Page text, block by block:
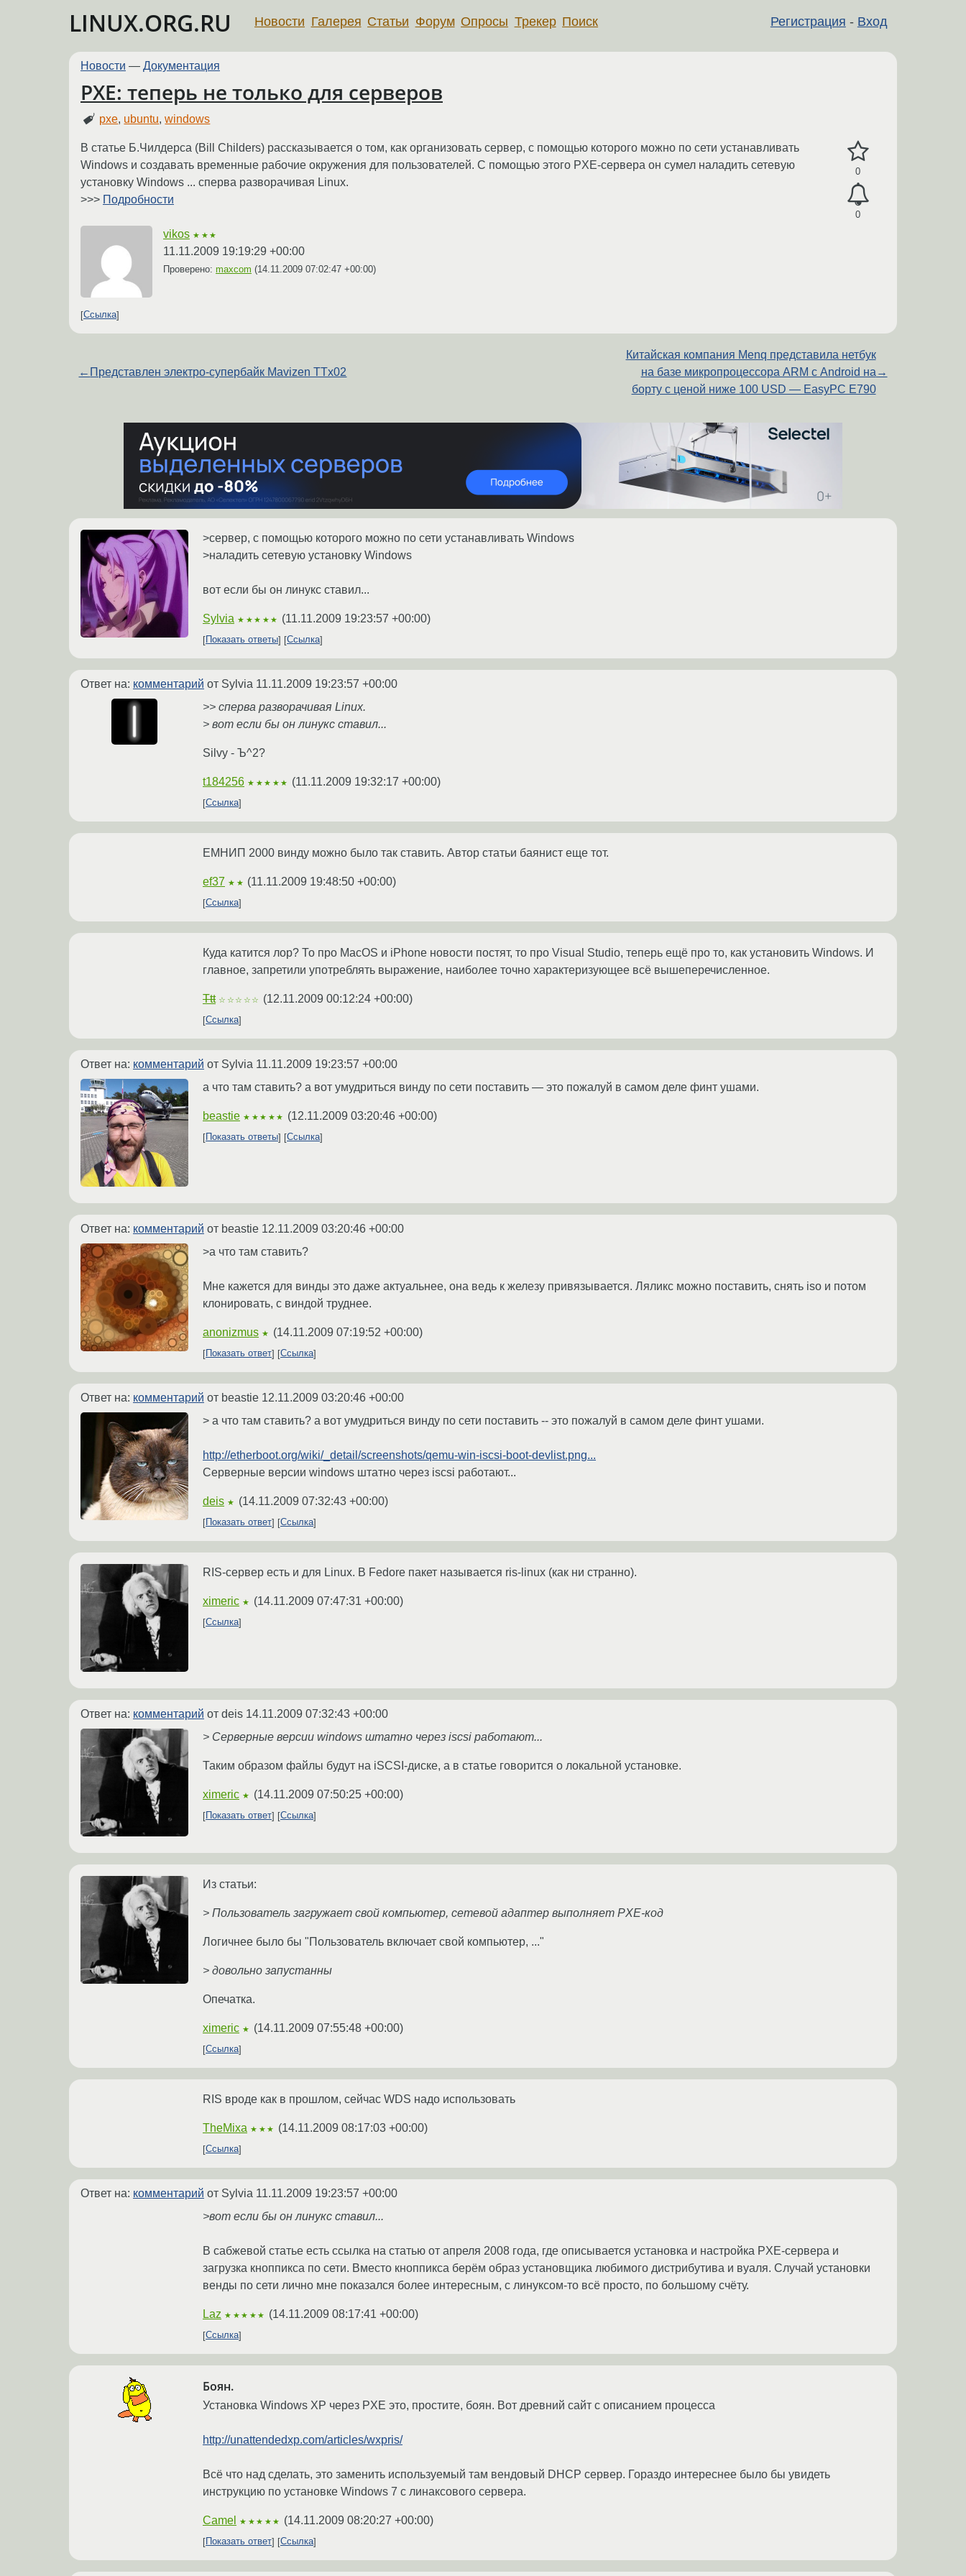
LINUX.ORG.RU Регистрация - Вход
Новости Галерея Статьи Форум Опросы Трекер Поиск
Новости — Документация
PXE: теперь не только для серверов
pxe, ubuntu,windows
0
0
В статье Б.Чилдерса (Bill Childers) рассказывается о том, как организовать сервер, с помощью которого можно по сети устанавливать
Windows и создавать временные рабочие окружения для пользователей. С помощью этого PXE-сервера он сумел наладить сетевую
установку Windows ... сперва разворачивая Linux.
>>> Подробности
vikos ★★★
11.11.2009 19:19:29 +00:00
Проверено: maxcom (14.11.2009 07:02:47 +00:00)
Ссылка
← Представлен электро-супербайк Mavizen TTx02
Китайская компания Menq представила нетбук
на базе микропроцессора ARM с Android на
борту с ценой ниже 100 USD — EasyPC E790
→
>сервер, с помощью которого можно по сети устанавливать Windows
>наладить сетевую установку Windows
вот если бы он линукс ставил...
Sylvia ★★★★★ (11.11.2009 19:23:57 +00:00)
Показать ответы Ссылка
Ответ на: комментарий от Sylvia 11.11.2009 19:23:57 +00:00
>> сперва разворачивая Linux.
> вот если бы он линукс ставил...
Silvy - Ъ^2?
t184256 ★★★★★ (11.11.2009 19:32:17 +00:00)
Ссылка
ЕМНИП 2000 винду можно было так ставить. Автор статьи баянист еще тот.
ef37 ★★ (11.11.2009 19:48:50 +00:00)
Ссылка
Куда катится лор? То про MacOS и iPhone новости постят, то про Visual Studio, теперь ещё про то, как установить Windows. И
главное, запретили употреблять выражение, наиболее точно характеризующее всё вышеперечисленное.
Ttt ☆☆☆☆☆ (12.11.2009 00:12:24 +00:00)
Ссылка
Ответ на: комментарий от Sylvia 11.11.2009 19:23:57 +00:00
а что там ставить? а вот умудриться винду по сети поставить — это пожалуй в самом деле финт ушами.
beastie ★★★★★ (12.11.2009 03:20:46 +00:00)
Показать ответы Ссылка
Ответ на: комментарий от beastie 12.11.2009 03:20:46 +00:00
>а что там ставить?
Мне кажется для винды это даже актуальнее, она ведь к железу привязывается. Ляликс можно поставить, снять iso и потом
клонировать, с виндой труднее.
anonizmus ★ (14.11.2009 07:19:52 +00:00)
Показать ответ Ссылка
Ответ на: комментарий от beastie 12.11.2009 03:20:46 +00:00
> а что там ставить? а вот умудриться винду по сети поставить -- это пожалуй в самом деле финт ушами.
http://etherboot.org/wiki/_detail/screenshots/qemu-win-iscsi-boot-devlist.png...
Серверные версии windows штатно через iscsi работают...
deis ★ (14.11.2009 07:32:43 +00:00)
Показать ответ Ссылка
RIS-сервер есть и для Linux. В Fedore пакет называется ris-linux (как ни странно).
ximeric ★ (14.11.2009 07:47:31 +00:00)
Ссылка
Ответ на: комментарий от deis 14.11.2009 07:32:43 +00:00
> Серверные версии windows штатно через iscsi работают...
Таким образом файлы будут на iSCSI-диске, а в статье говорится о локальной установке.
ximeric ★ (14.11.2009 07:50:25 +00:00)
Показать ответ Ссылка
Из статьи:
> Пользователь загружает свой компьютер, сетевой адаптер выполняет PXE-код
Логичнее было бы "Пользователь включает свой компьютер, ..."
> довольно запустанны
Опечатка.
ximeric ★ (14.11.2009 07:55:48 +00:00)
Ссылка
RIS вроде как в прошлом, сейчас WDS надо использовать
TheMixa ★★★ (14.11.2009 08:17:03 +00:00)
Ссылка
Ответ на: комментарий от Sylvia 11.11.2009 19:23:57 +00:00
>вот если бы он линукс ставил...
В сабжевой статье есть ссылка на статью от апреля 2008 года, где описывается установка и настройка PXE-сервера и
загрузка кноппикса по сети. Вместо кноппикса берём образ установщика любимого дистрибутива и вуаля. Случай установки
венды по сети лично мне показался более интересным, с линуксом-то всё просто, по большому счёту.
Laz ★★★★★ (14.11.2009 08:17:41 +00:00)
Ссылка
Боян.
Установка Windows XP через PXE это, простите, боян. Вот древний сайт с описанием процесса
http://unattendedxp.com/articles/wxpris/
Всё что над сделать, это заменить используемый там вендовый DHCP сервер. Гораздо интереснее было бы увидеть
инструкцию по установке Windows 7 с линаксового сервера.
Camel ★★★★★ (14.11.2009 08:20:27 +00:00)
Показать ответ Ссылка